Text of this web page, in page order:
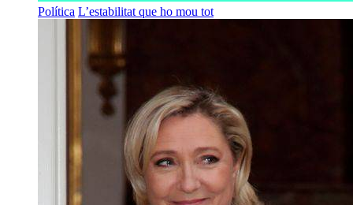
Política L’estabilitat que ho mou tot